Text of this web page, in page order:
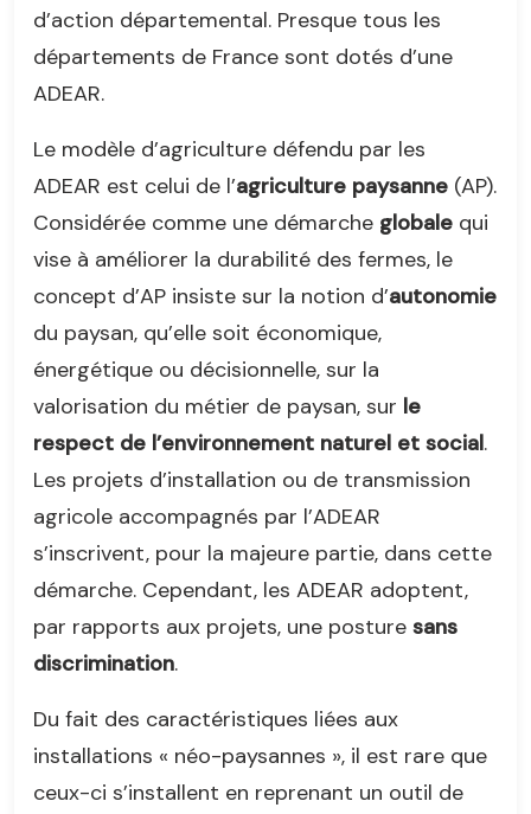
d’action départemental. Presque tous les
départements de France sont dotés d’une
ADEAR.
Le modèle d’agriculture défendu par les
ADEAR est celui de l’agriculture paysanne (AP).
Considérée comme une démarche globale qui
vise à améliorer la durabilité des fermes, le
concept d’AP insiste sur la notion d’autonomie
du paysan, qu’elle soit économique,
énergétique ou décisionnelle, sur la
valorisation du métier de paysan, sur le
respect de l’environnement naturel et social.
Les projets d’installation ou de transmission
agricole accompagnés par l’ADEAR
s’inscrivent, pour la majeure partie, dans cette
démarche. Cependant, les ADEAR adoptent,
par rapports aux projets, une posture sans
discrimination.
Du fait des caractéristiques liées aux
installations « néo-paysannes », il est rare que
ceux-ci s’installent en reprenant un outil de